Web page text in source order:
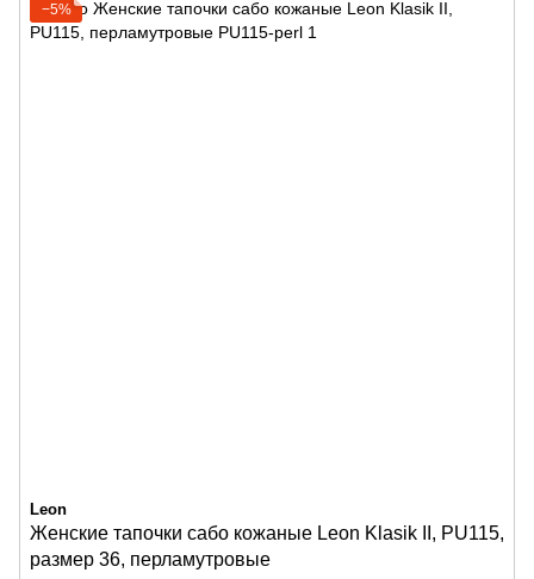
−5%
Leon
Женские тапочки сабо кожаные Leon Klasik II, PU115,
размер 36, перламутровые